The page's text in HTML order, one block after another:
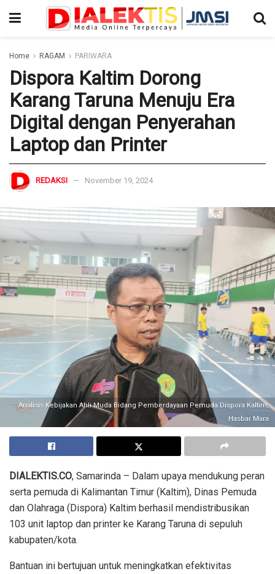
Home RAGAM PARIWARA
Dispora Kaltim Dorong
Karang Taruna Menuju Era
Digital dengan Penyerahan
Laptop dan Printer
REDAKSI November 19, 2024
Analisis Kebijakan Ahli Muda Bidang Pemberdayaan Pemuda Dispora Kaltim,
Hasbar Mara
DIALEKTIS.CO, Samarinda – Dalam upaya mendukung peran
serta pemuda di Kalimantan Timur (Kaltim), Dinas Pemuda
dan Olahraga (Dispora) Kaltim berhasil mendistribusikan
103 unit laptop dan printer ke Karang Taruna di sepuluh
kabupaten/kota.
Bantuan ini bertujuan untuk meningkatkan efektivitas